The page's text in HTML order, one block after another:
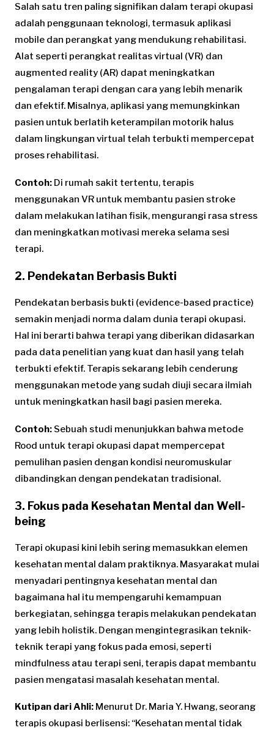
Salah satu tren paling signifikan dalam terapi okupasi
adalah penggunaan teknologi, termasuk aplikasi
mobile dan perangkat yang mendukung rehabilitasi.
Alat seperti perangkat realitas virtual (VR) dan
augmented reality (AR) dapat meningkatkan
pengalaman terapi dengan cara yang lebih menarik
dan efektif. Misalnya, aplikasi yang memungkinkan
pasien untuk berlatih keterampilan motorik halus
dalam lingkungan virtual telah terbukti mempercepat
proses rehabilitasi.
Contoh: Di rumah sakit tertentu, terapis
menggunakan VR untuk membantu pasien stroke
dalam melakukan latihan fisik, mengurangi rasa stress
dan meningkatkan motivasi mereka selama sesi
terapi.
2. Pendekatan Berbasis Bukti
Pendekatan berbasis bukti (evidence-based practice)
semakin menjadi norma dalam dunia terapi okupasi.
Hal ini berarti bahwa terapi yang diberikan didasarkan
pada data penelitian yang kuat dan hasil yang telah
terbukti efektif. Terapis sekarang lebih cenderung
menggunakan metode yang sudah diuji secara ilmiah
untuk meningkatkan hasil bagi pasien mereka.
Contoh:Sebuah studi menunjukkan bahwa metode
Rood untuk terapi okupasi dapat mempercepat
pemulihan pasien dengan kondisi neuromuskular
dibandingkan dengan pendekatan tradisional.
3. Fokus pada Kesehatan Mental dan Well-
being
Terapi okupasi kini lebih sering memasukkan elemen
kesehatan mental dalam praktiknya. Masyarakat mulai
menyadari pentingnya kesehatan mental dan
bagaimana hal itu mempengaruhi kemampuan
berkegiatan, sehingga terapis melakukan pendekatan
yang lebih holistik. Dengan mengintegrasikan teknik-
teknik terapi yang fokus pada emosi, seperti
mindfulness atau terapi seni, terapis dapat membantu
pasien mengatasi masalah kesehatan mental.
Kutipan dari Ahli: Menurut Dr. Maria Y. Hwang, seorang
terapis okupasi berlisensi: “Kesehatan mental tidak